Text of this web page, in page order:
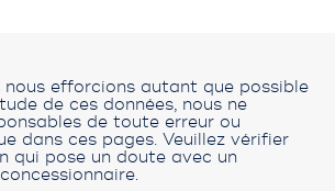
nous efforcions autant que possible
de ces données, nous ne
de toute erreur ou
dans ces pages. Veuillez vérifier
qui pose un doute avec un